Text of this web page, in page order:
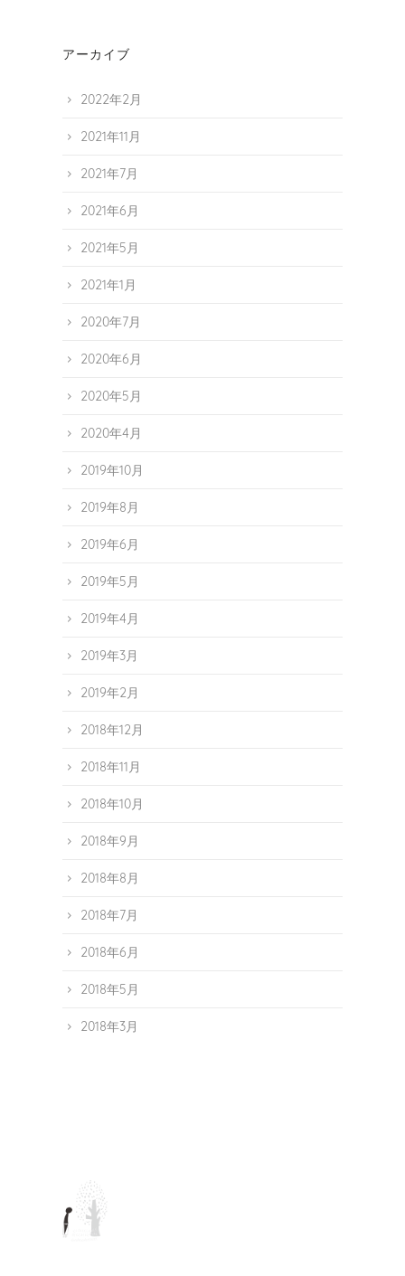
アーカイブ
2022年2月
2021年11月
2021年7月
2021年6月
2021年5月
2021年1月
2020年7月
2020年6月
2020年5月
2020年4月
2019年10月
2019年8月
2019年6月
2019年5月
2019年4月
2019年3月
2019年2月
2018年12月
2018年11月
2018年10月
2018年9月
2018年8月
2018年7月
2018年6月
2018年5月
2018年3月